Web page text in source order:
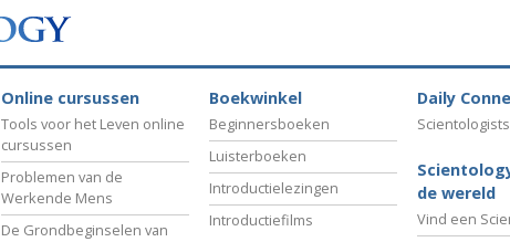
Online cursussen
Tools voor het Leven online
cursussen
Problemen van de
Werkende Mens
De Grondbeginselen van
Boekwinkel
Beginnersboeken
Luisterboeken
Introductielezingen
Introductiefilms
Daily
de wereld
Vind een